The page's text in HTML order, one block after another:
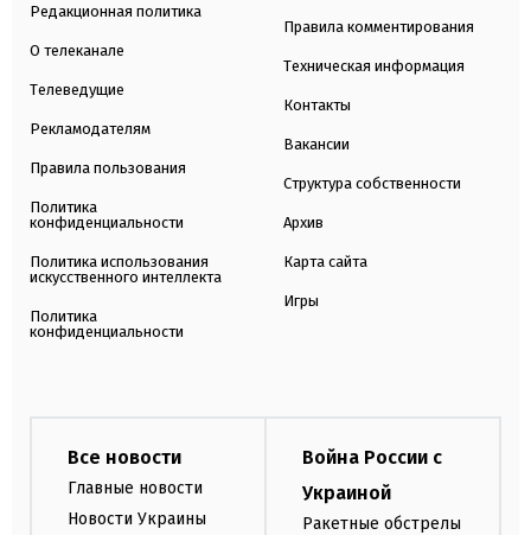
Редакционная политика
О телеканале
Телеведущие
Рекламодателям
Правила пользования
Политика
конфиденциальности
Политика использования
искусственного интеллекта
Политика
конфиденциальности
Правила комментирования
Техническая информация
Контакты
Вакансии
Структура собственности
Архив
Карта сайта
Игры
Все новости
Главные новости
Новости Украины
Война России с
Украиной
Ракетные обстрелы